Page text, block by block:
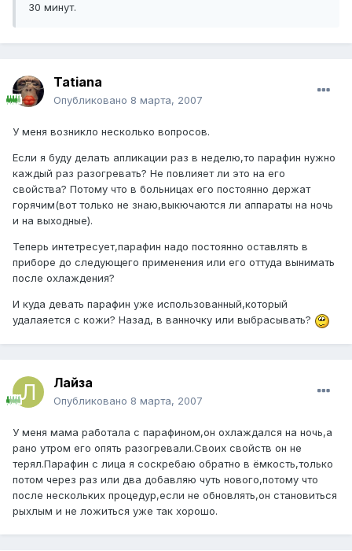
30 минут.
Tatiana
Опубликовано 8 марта, 2007
У меня возникло несколько вопросов.
Если я буду делать апликации раз в неделю,то парафин нужно
каждый раз разогревать? Не повлияет ли это на его
свойства? Потому что в больницах его постоянно держат
горячим(вот только не знаю,выкючаются ли аппараты на ночь
и на выходные).
Теперь интетресует,парафин надо постоянно оставлять в
приборе до следующего применения или его оттуда вынимать
после охлаждения?
И куда девать парафин уже использованный,который
удалаяется с кожи? Назад, в ванночку или выбрасывать?
Лайза
Опубликовано 8 марта, 2007
У меня мама работала с парафином,он охлаждался на ночь,а
рано утром его опять разогревали.Своих свойств он не
терял.Парафин с лица я соскребаю обратно в ёмкость,только
потом через раз или два добавляю чуть нового,потому что
после нескольких процедур,если не обновлять,он становиться
рыхлым и не ложиться уже так хорошо.